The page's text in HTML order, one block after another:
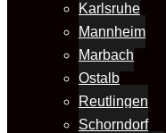
Karlsruhe
Mannheim
Marbach
Ostalb
Reutlingen
Schorndorf